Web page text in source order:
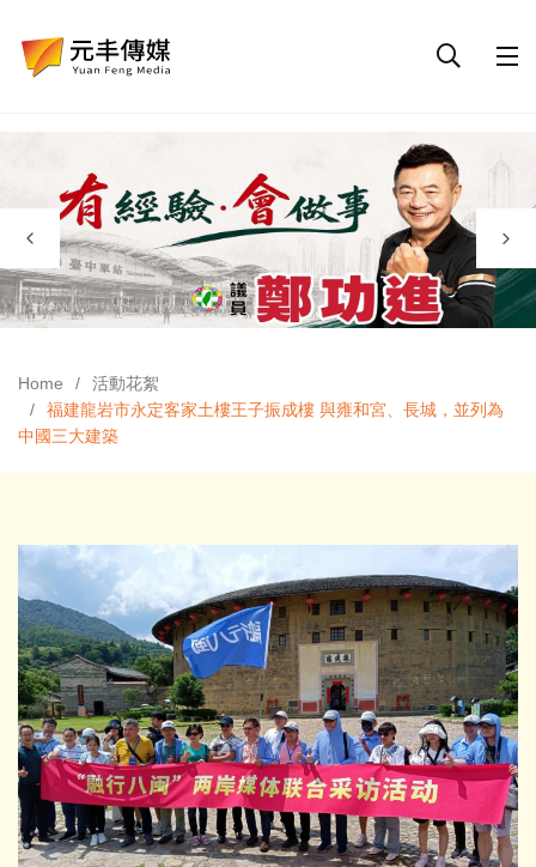
Home
活動花絮
福建龍岩市永定客家土樓王子振成樓 與雍和宮、長城，並列為
中國三大建築